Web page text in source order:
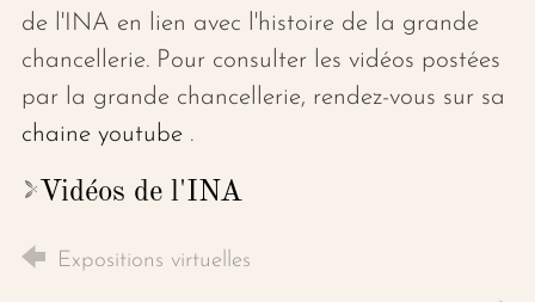
de l'INA en lien avec l'histoire de la grande
chancellerie. Pour consulter les vidéos postées
par la grande chancellerie, rendez-vous sur sa
chaine youtube.
Vidéos de l'INA
Expositions virtuelles